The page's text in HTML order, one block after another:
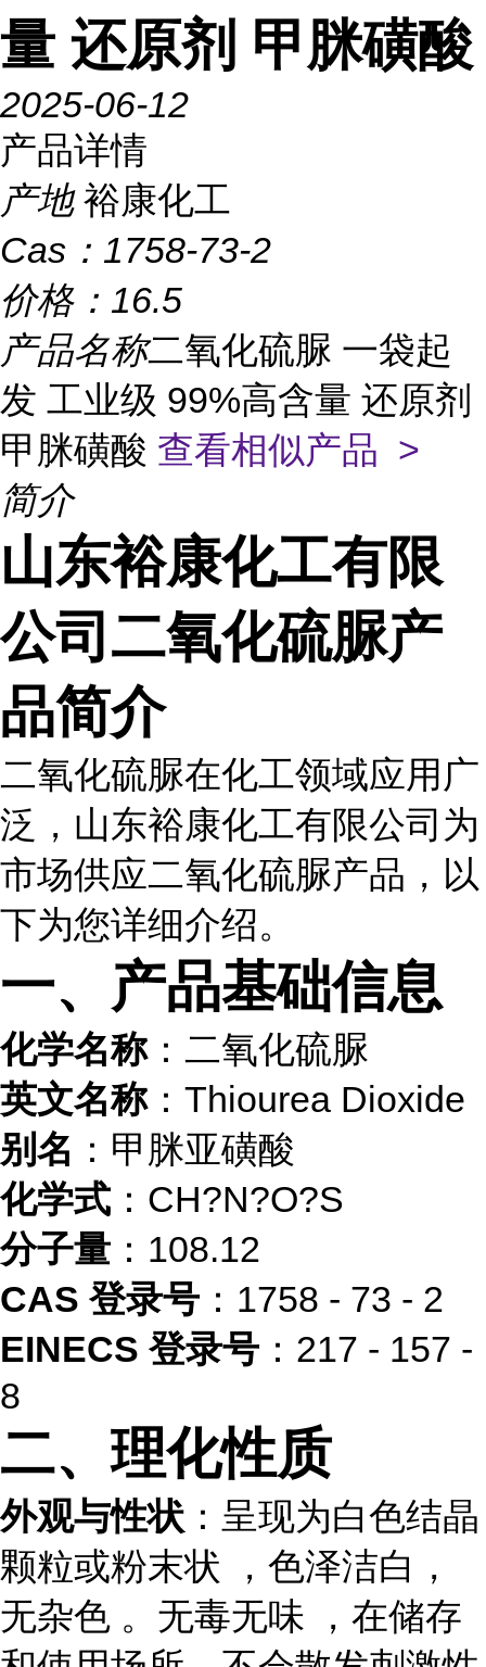
量 还原剂 甲脒磺酸
2025-06-12
产品详情
产地 裕康化工
Cas： 1758-73-2
价格： 16.5
产品名称二氧化硫脲 一袋起
发 工业级 99%高含量 还原剂
甲脒磺酸 查看相似产品 >
简介
山东裕康化工有限
公司二氧化硫脲产
品简介
二氧化硫脲在化工领域应用广
泛，山东裕康化工有限公司为
市场供应二氧化硫脲产品，以
下为您详细介绍。
一、产品基础信息
化学名称：二氧化硫脲
英文名称：Thiourea Dioxide
别名 ：甲脒亚磺酸
化学式 ：CH?N?O?S
分子量 ：108.12
CAS 登录号 ：1758 - 73 - 2
EINECS 登录号 ：217 - 157 -
8
二、理化性质
外观与性状 ：呈现为白色结晶
颗粒或粉末状 ，色泽洁白，
无杂色 。无毒无味 ，在储存